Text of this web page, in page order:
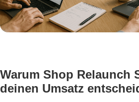
Warum Shop Relaunch
deinen Umsatz